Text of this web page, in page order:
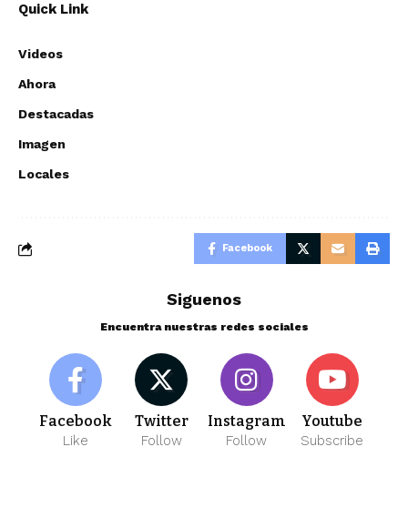
Quick Link
Videos
Ahora
Destacadas
Imagen
Locales
Facebook
Siguenos
Encuentra nuestras redes sociales
Facebook
Like
Twitter
Follow
Instagram
Follow
Youtube
Subscribe